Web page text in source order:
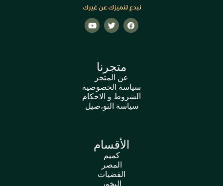
متجرنا
عن المتجر
سياسة الخصوصية
الشروط و الاحكام
سياسة التو،صيل
الأقسام
كميم
المصر
الفضيات
البخور